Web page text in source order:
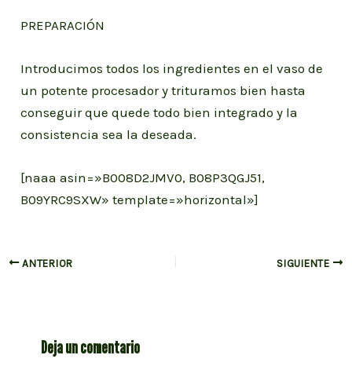
PREPARACIÓN
Introducimos todos los ingredientes en el vaso de
un potente procesador y trituramos bien hasta
conseguir que quede todo bien integrado y la
consistencia sea la deseada.
[naaa asin=»B008D2JMV0, B08P3QGJ51,
B09YRC9SXW» template=»horizontal»]
Navegación
ANTERIOR SIGUIENTE
Deja un comentario